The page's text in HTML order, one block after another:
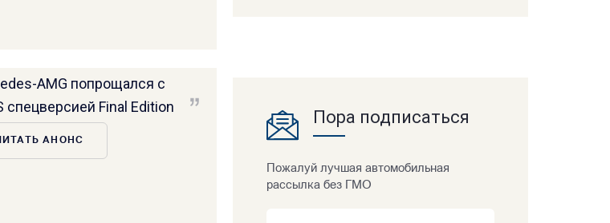
AMG попрощался с
спецверсией Final Edition
АНОНС
Пора подписаться
Пожалуй лучшая автомобильная
рассылка без ГМО